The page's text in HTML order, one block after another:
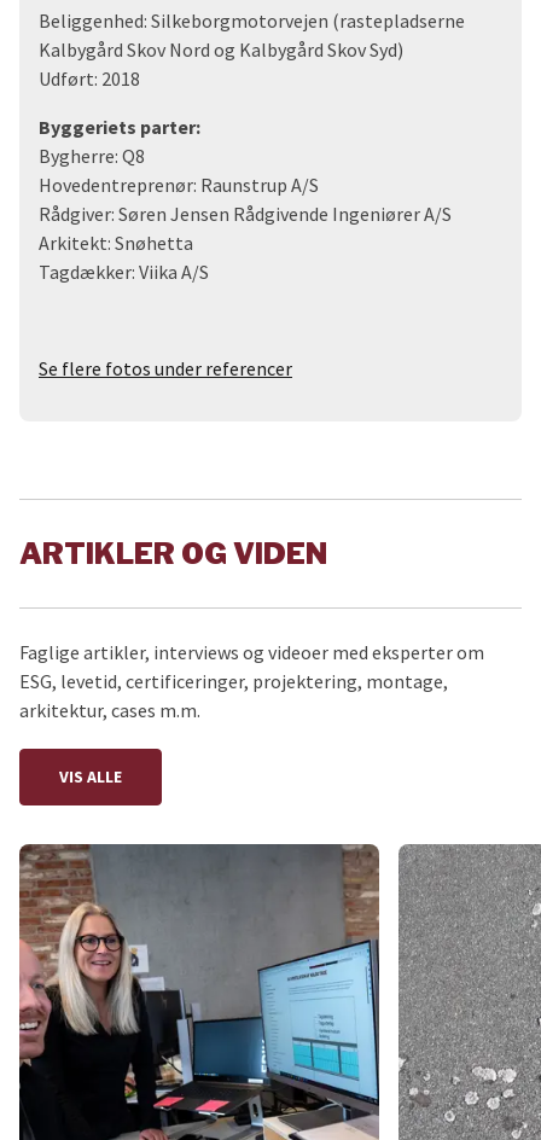
Beliggenhed: Silkeborgmotorvejen (rastepladserne
Kalbygård Skov Nord og Kalbygård Skov Syd)
Udført: 2018
Byggeriets parter:
Bygherre: Q8
Hovedentreprenør: Raunstrup A/S
Rådgiver: Søren Jensen Rådgivende Ingeniører A/S
Arkitekt: Snøhetta
Tagdækker: Viika A/S
Se flere fotos under referencer
ARTIKLER OG VIDEN
Faglige artikler, interviews og videoer med eksperter om
ESG, levetid, certificeringer, projektering, montage,
arkitektur, cases m.m.
VIS ALLE